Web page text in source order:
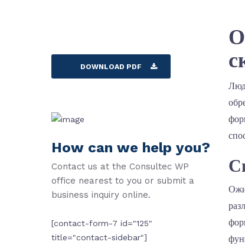
DOWNLOAD PDF
How can we help you?
Contact us at the Consultec WP
office nearest to you or submit a
business inquiry online.
[contact-form-7 id="125"
title="contact-sidebar"]